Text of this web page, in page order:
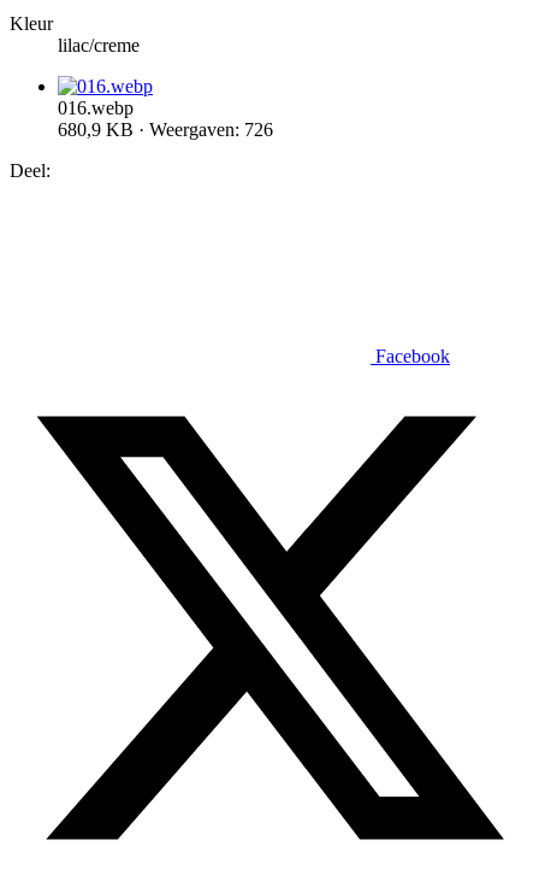
Kleur
lilac/creme
016.webp
680,9 KB · Weergaven: 726
Deel:
Facebook